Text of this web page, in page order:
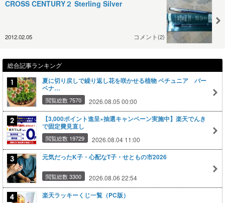
CROSS CENTURY２ Sterling Silver
2012.02.05 コメント(2)
総合記事ランキング
夏に切り戻しで繰り返し花を咲かせる植物 ペチュニア バー
ベナ…
閲覧総数 7570 2026.08.05 00:00
【3,000ポイント進呈×抽選キャンペーン実施中】楽天でんき
で固定費見直し
閲覧総数 19729 2026.08.04 11:00
元気だったK子・心配なT子・せともの市2026
閲覧総数 3300 2026.08.06 22:54
楽天ラッキーくじ一覧（PC版）